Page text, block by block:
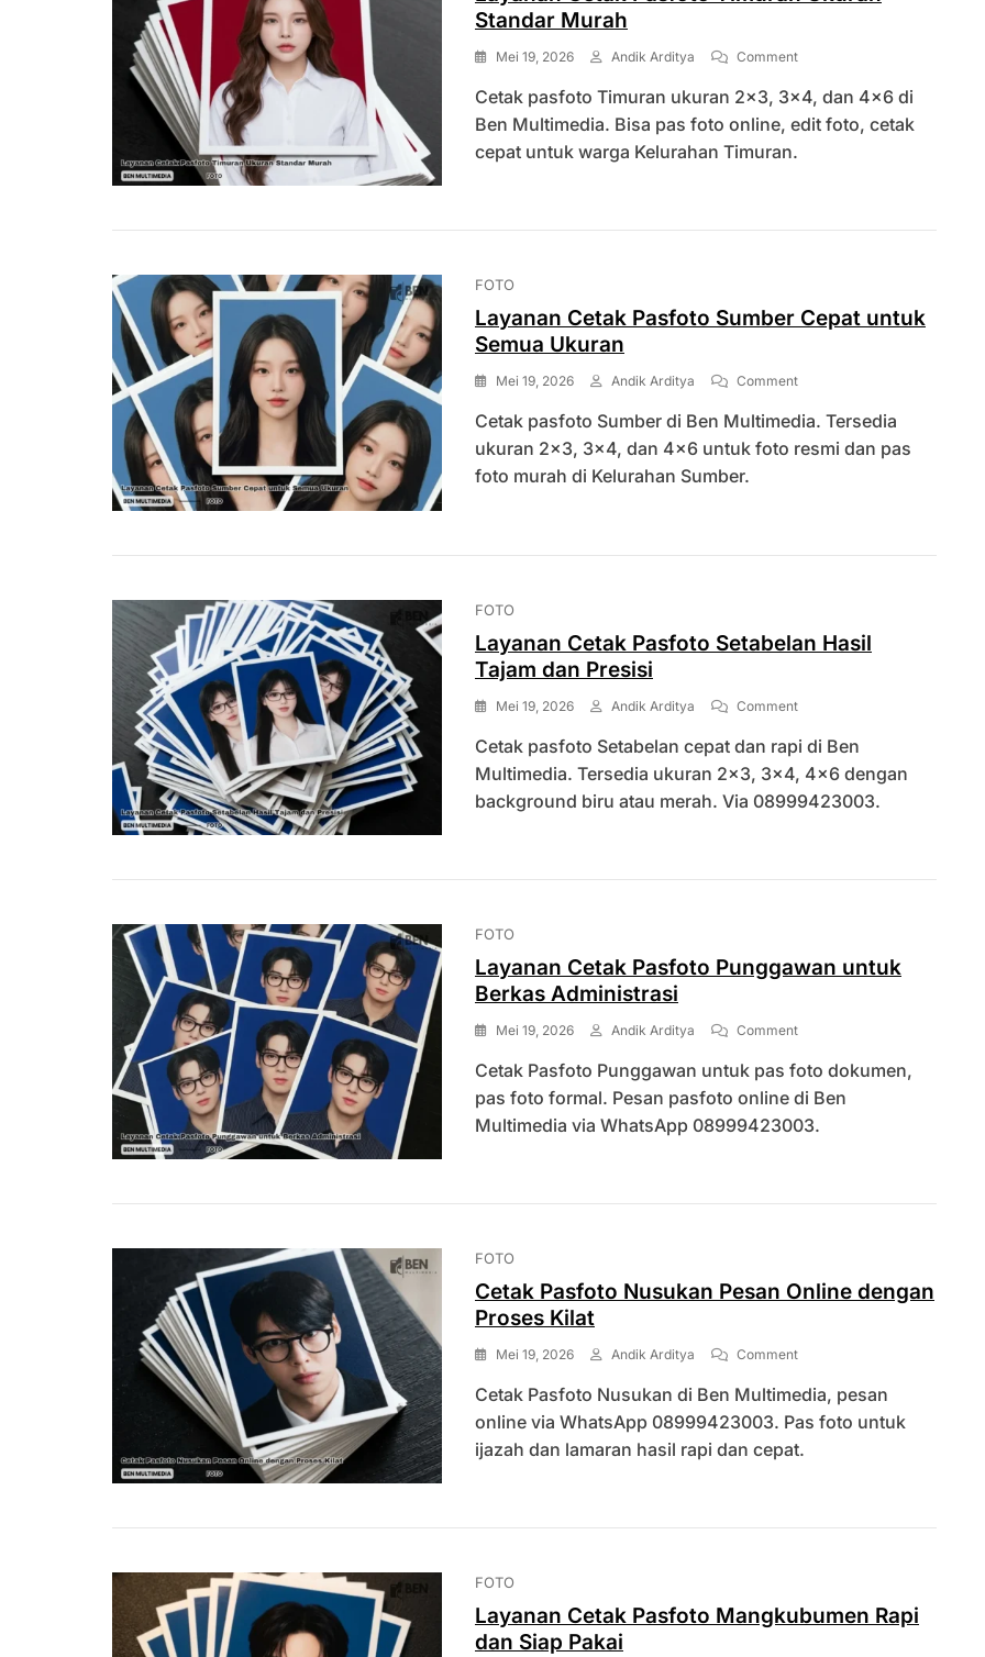
Standar Murah
Mei 19, 2026 Andik Arditya CommentOn
Cetak
Pasfoto
Cetak pasfoto Timuran ukuran 2×3, 3×4, dan 4×6 di
Ben Multimedia. Bisa pas foto online, edit foto, cetak
cepat untuk warga Kelurahan Timuran.
FOTO
Layanan Cetak Pasfoto Sumber Cepat untuk
Semua Ukuran
Mei 19, 2026 Andik Arditya CommentOn
Cetak
Pasfoto
Cetak pasfoto Sumber di Ben Multimedia. Tersedia
ukuran 2×3, 3×4, dan 4×6 untuk foto resmi dan pas
foto murah di Kelurahan Sumber.
FOTO
Layanan Cetak Pasfoto Setabelan Hasil
Tajam dan Presisi
Mei 19, 2026 Andik Arditya CommentOn
Cetak
Pasfoto
Setabelan
Hasil
Cetak pasfoto Setabelan cepat dan rapi di Ben
Multimedia. Tersedia ukuran 2×3, 3×4, 4×6 dengan
background biru atau merah. Via 08999423003.
FOTO
Layanan Cetak Pasfoto Punggawan untuk
Berkas Administrasi
Mei 19, 2026 Andik Arditya CommentOn
Cetak
Pasfoto
Untuk
Cetak Pasfoto Punggawan untuk pas foto dokumen,
pas foto formal. Pesan pasfoto online di Ben
Multimedia via WhatsApp 08999423003.
FOTO
Cetak Pasfoto Nusukan Pesan Online dengan
Proses Kilat
Mei 19, 2026 Andik Arditya CommentOn
Pasfoto
Nusukan
Online
Cetak Pasfoto Nusukan di Ben Multimedia, pesan
online via WhatsApp 08999423003. Pas foto untuk
ijazah dan lamaran hasil rapi dan cepat.
FOTO
Layanan Cetak Pasfoto Mangkubumen Rapi
dan Siap Pakai